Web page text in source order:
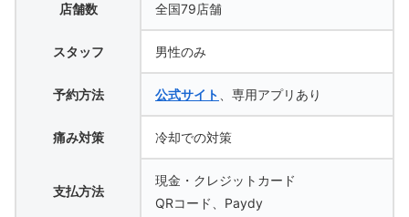
店舗数 全国79店舗
スタッフ 男性のみ
予約方法 公式サイト 、専用アプリあり
痛み対策 冷却での対策
支払方法
現金・クレジットカード
QRコード、Paydy